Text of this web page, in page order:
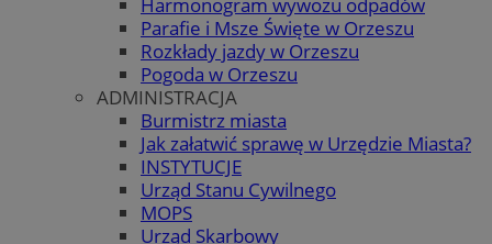
Parafie i Msze Święte w Orzeszu
Rozkłady jazdy w Orzeszu
Pogoda w Orzeszu
ADMINISTRACJA
Burmistrz miasta
Jak załatwić sprawę w Urzędzie Miasta?
INSTYTUCJE
Urząd Stanu Cywilnego
MOPS
Urząd Skarbowy